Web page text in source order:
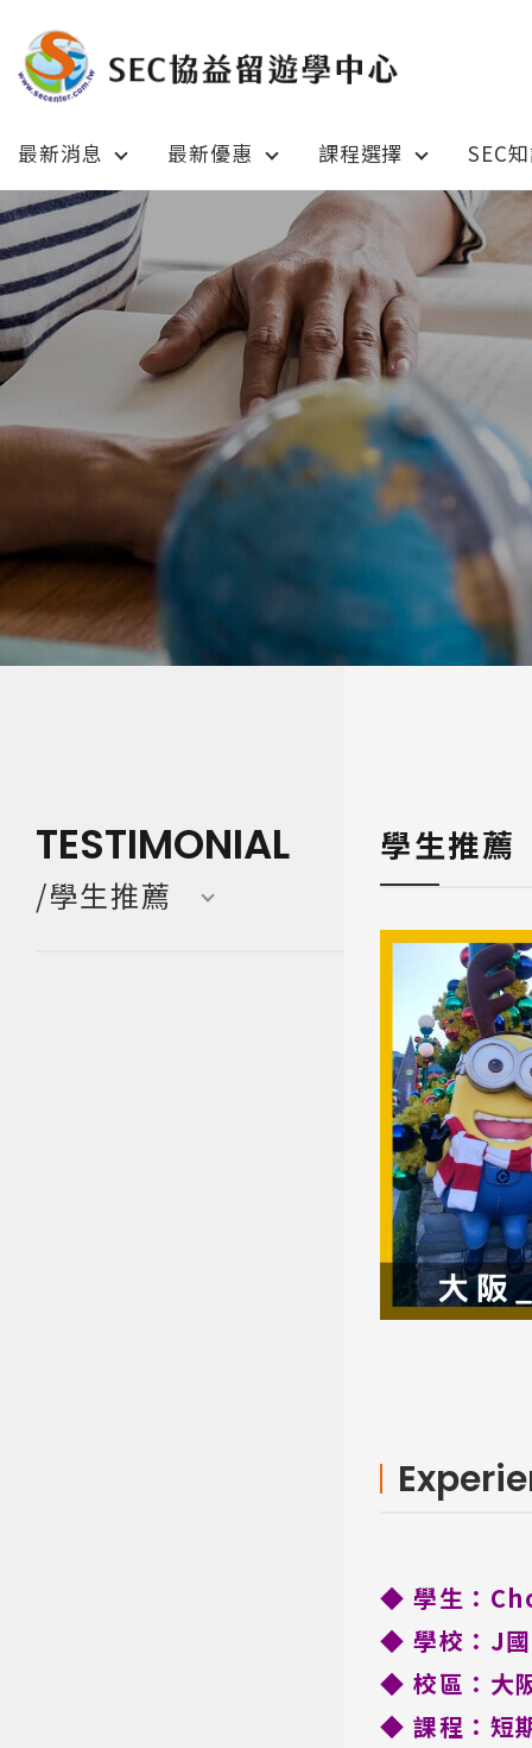
最新消息 最新優惠 課程選擇 SEC
Latest News 最新消息
綜合訊息
加拿大 Canada
日本 Japan
澳洲 Australia
英國 UK/愛爾蘭 Ireland
美國 USA
寒暑假遊學團 Camp
加拿大
英國
美國
紐西
亞洲
TESTIMONIAL
/學生推薦
學生推薦
◆ 學生：
◆ 學校：J
◆ 校區：大
◆ 課程：短